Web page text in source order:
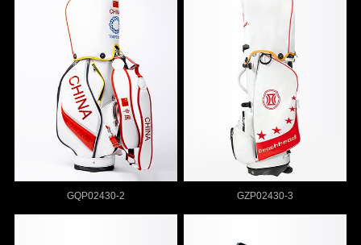
GQP02430-2 GZP02430-3